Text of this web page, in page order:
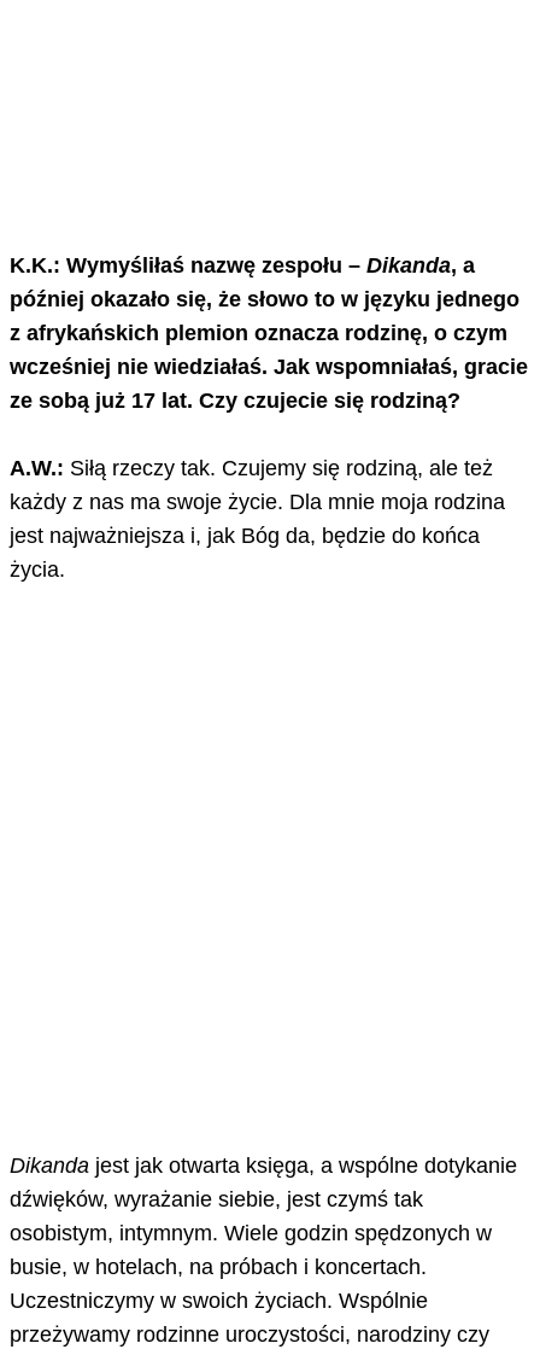
K.K.: Wymyśliłaś nazwę zespołu – Dikanda, a
później okazało się, że słowo to w języku jednego
z afrykańskich plemion oznacza rodzinę, o czym
wcześniej nie wiedziałaś. Jak wspomniałaś, gracie
ze sobą już 17 lat. Czy czujecie się rodziną?
A.W.: Siłą rzeczy tak. Czujemy się rodziną, ale też
każdy z nas ma swoje życie. Dla mnie moja rodzina
jest najważniejsza i, jak Bóg da, będzie do końca
życia.
Dikanda jest jak otwarta księga, a wspólne dotykanie
dźwięków, wyrażanie siebie, jest czymś tak
osobistym, intymnym. Wiele godzin spędzonych w
busie, w hotelach, na próbach i koncertach.
Uczestniczymy w swoich życiach. Wspólnie
przeżywamy rodzinne uroczystości, narodziny czy